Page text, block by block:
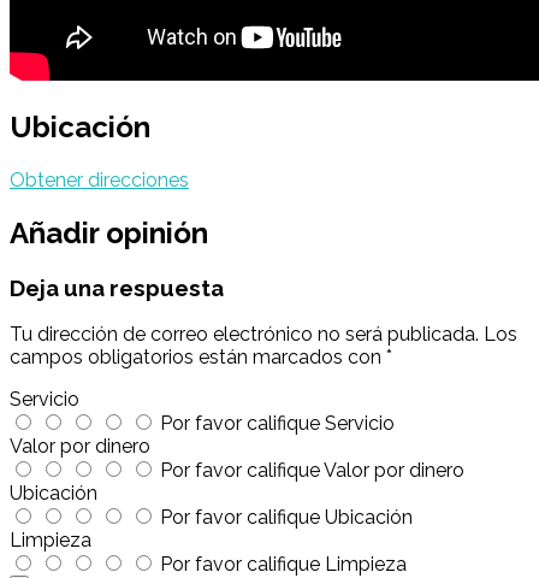
Ubicación
Obtener direcciones
Añadir opinión
Deja una respuesta
Tu dirección de correo electrónico no será publicada. Los
campos obligatorios están marcados con *
Servicio
Por favor califique Servicio
Valor por dinero
Por favor califique Valor por dinero
Ubicación
Por favor califique Ubicación
Limpieza
Por favor califique Limpieza